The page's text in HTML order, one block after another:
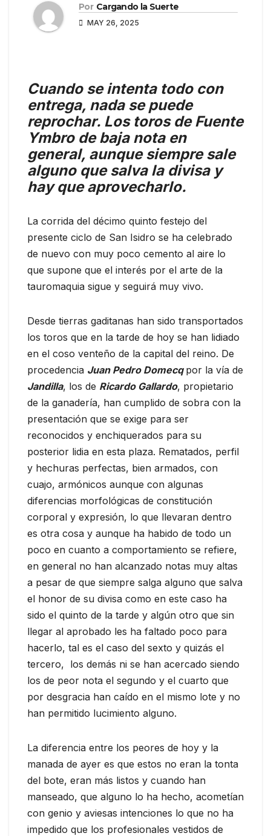
Por Cargando la Suerte
MAY 26, 2025
Cuando se intenta todo con
entrega, nada se puede
reprochar. Los toros de Fuente
Ymbro de baja nota en
general, aunque siempre sale
alguno que salva la divisa y
hay que aprovecharlo.
La corrida del décimo quinto festejo del
presente ciclo de San Isidro se ha celebrado
de nuevo con muy poco cemento al aire lo
que supone que el interés por el arte de la
tauromaquia sigue y seguirá muy vivo.
Desde tierras gaditanas han sido transportados
los toros que en la tarde de hoy se han lidiado
en el coso venteño de la capital del reino. De
procedencia Juan Pedro Domecqpor la vía de
Jandilla, los de Ricardo Gallardo, propietario
de la ganadería, han cumplido de sobra con la
presentación que se exige para ser
reconocidos y enchiquerados para su
posterior lidia en esta plaza. Rematados, perfil
y hechuras perfectas, bien armados, con
cuajo, armónicos aunque con algunas
diferencias morfológicas de constitución
corporal y expresión, lo que llevaran dentro
es otra cosa y aunque ha habido de todo un
poco en cuanto a comportamiento se refiere,
en general no han alcanzado notas muy altas
a pesar de que siempre salga alguno que salva
el honor de su divisa como en este caso ha
sido el quinto de la tarde y algún otro que sin
llegar al aprobado les ha faltado poco para
hacerlo, tal es el caso del sexto y quizás el
tercero, los demás ni se han acercado siendo
los de peor nota el segundo y el cuarto que
por desgracia han caído en el mismo lote y no
han permitido lucimiento alguno.
La diferencia entre los peores de hoy y la
manada de ayer es que estos no eran la tonta
del bote, eran más listos y cuando han
manseado, que alguno lo ha hecho, acometían
con genio y aviesas intenciones lo que no ha
impedido que los profesionales vestidos de